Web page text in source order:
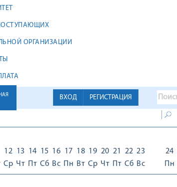
ОРГАНИЗАЦИИ
ВХОД РЕГИСТРАЦИЯ
12
Ср
13
Чт
14
Пт
15
Сб
16
Вс
17
Пн
18
Вт
19
Ср
20
Чт
21
Пт
22
Сб
23
Вс
24
Пн